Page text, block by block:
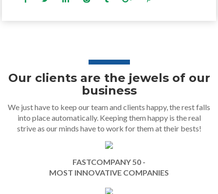
Our clients are the jewels of our
business
We just have to keep our team and clients happy, the rest falls
into place automatically. Keeping them happy is the real
strive as our minds have to work for them at their bests!
FASTCOMPANY 50 -
MOST INNOVATIVE COMPANIES